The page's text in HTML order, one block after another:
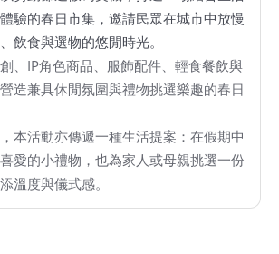
驗的春日市集，邀請民眾在城市中放慢
飲食與選物的悠閒時光。
、IP角色商品、服飾配件、輕食餐飲與
造兼具休閒氛圍與禮物挑選樂趣的春日
本活動亦傳遞一種生活提案：在假期中
愛的小禮物，也為家人或母親挑選一份
溫度與儀式感。